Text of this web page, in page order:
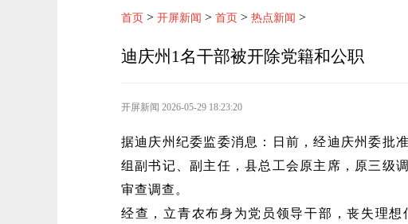
首页 > 开屏新闻 > 首页 > 热点新闻 >
迪庆州1名干部被开除党籍和公职
开屏新闻 2026-05-29 18:23:20
据迪庆州纪委监委消息：日前，经迪庆州委批
组副书记、副主任，县总工会原主席，原三级
审查调查。
经查，立青农布身为党员领导干部，丧失理